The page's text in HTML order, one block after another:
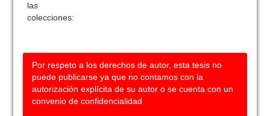
las
colecciones:
Por respeto a los derechos de autor, esta tesis no
puede publicarse ya que no contamos con la
autorización explícita de su autor o se cuenta con un
convenio de confidencialidad